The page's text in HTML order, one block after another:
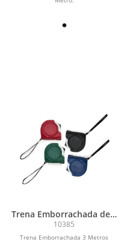
Trena Emborrachada de 3
Metros
10385
Trena Emborrachada 3 Metros